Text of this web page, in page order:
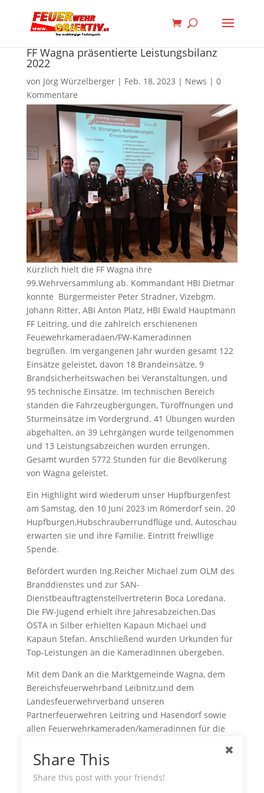
FF Wagna präsentierte Leistungsbilanz
2022
von Jörg Würzelberger| Feb. 18, 2023 | News | 0
Kommentare
Kürzlich hielt die FF Wagna ihre
99.Wehrversammlung ab. Kommandant HBI Dietmar
konnte Bürgermeister Peter Stradner, Vizebgm.
Johann Ritter, ABI Anton Platz, HBI Ewald Hauptmann
FF Leitring, und die zahlreich erschienenen
Feuewehrkameradaen/FW-Kameradinnen
begrüßen. Im vergangenen Jahr wurden gesamt 122
Einsätze geleistet, davon 18 Brandeinsätze, 9
Brandsicherheitswachen bei Veranstaltungen, und
95 technische Einsätze. Im technischen Bereich
standen die Fahrzeugbergungen, Türöffnungen und
Sturmeinsätze im Vordergrund. 41 Übungen wurden
abgehalten, an 39 Lehrgängen wurde teilgenommen
und 13 Leistungsabzeichen wurden errungen.
Gesamt wurden 5772 Stunden für die Bevölkerung
von Wagna geleistet.
Ein Highlight wird wiederum unser Hupfburgenfest
am Samstag, den 10 Juni 2023 im Römerdorf sein. 20
Hupfburgen,Hubschrauberrundflüge und, Autoschau
erwarten sie und ihre Familie. Eintritt freiwllige
Spende.
Befördert wurden Ing.Reicher Michael zum OLM des
Branddienstes und zur SAN-
Dienstbeauftragtenstellvertreterin Boca Loredana.
Die FW-Jugend erhielt ihre Jahresabzeichen.Das
ÖSTA in Silber erhielten Kapaun Michael und
Kapaun Stefan. Anschließend wurden Urkunden für
Top-Leistungen an die KameradInnen übergeben.
Mit dem Dank an die Marktgemeinde Wagna, dem
Bereichsfeuerwehrband Leibnitz,und dem
Landesfeuerwehrverband unseren
Partnerfeuerwehren Leitring und Hasendorf sowie
allen Feuerwehrkameraden/kameradinnen für die
endete die Wehrversammlung.
auf facebook teilen
Share This
Share this post with your friends!